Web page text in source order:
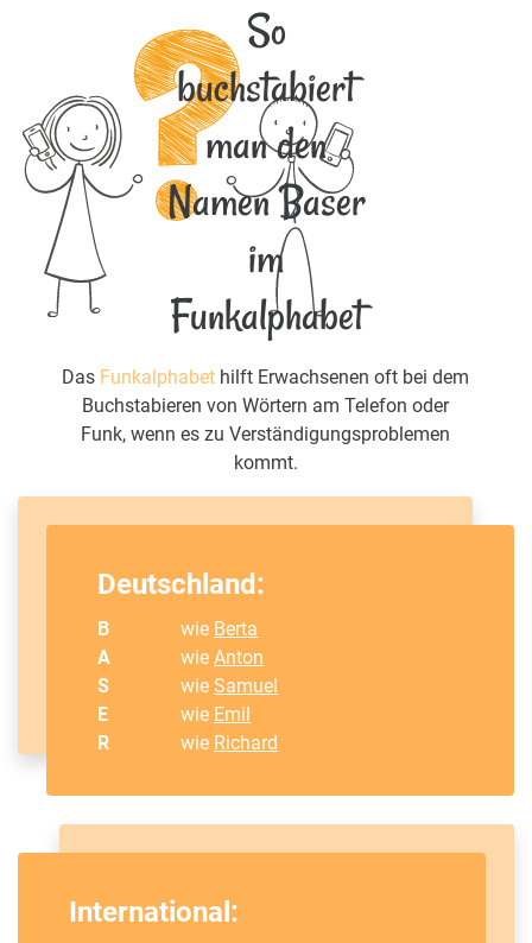
So
buchstabiert
man den
Namen Baser
im
Funkalphabet
Das Funkalphabet hilft Erwachsenen oft bei dem
Buchstabieren von Wörtern am Telefon oder
Funk, wenn es zu Verständigungsproblemen
kommt.
Deutschland:
B wie Berta
A
wieAnton
S
wieSamuel
E
wie Emil
R
wie Richard
International: